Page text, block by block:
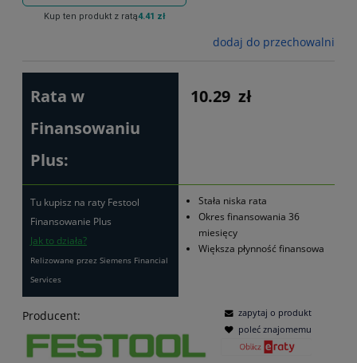
Kup ten produkt z ratą4.41 zł
dodaj do przechowalni
Rata w
Finansowaniu
Plus:
10.29 zł
Tu kupisz na raty Festool
Finansowanie Plus
Jak to działa?
Relizowane przez Siemens Financial
Services
Stała niska rata
Okres finansowania 36
miesięcy
Większa płynność finansowa
Producent:
zapytaj o produkt
poleć znajomemu